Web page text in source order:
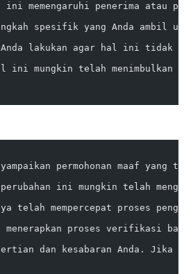
ini memengaruhi penerima atau
spesifik yang Anda ambil
Anda lakukan agar hal ini tidak
hal ini mungkin telah
permohonan maaf
perubahan ini mungkin telah
telah mempercepat proses
menerapkan proses verifikasi
dan kesabaran Anda. Jika